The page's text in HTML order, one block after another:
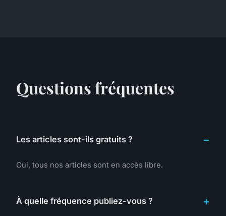
Questions fréquentes
Les articles sont-ils gratuits ?
Oui, tous nos articles sont en accès libre.
À quelle fréquence publiez-vous ?